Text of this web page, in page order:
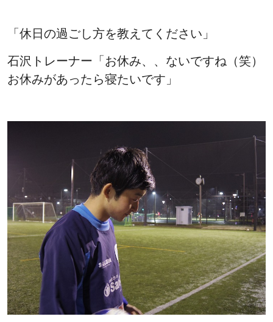
「休日の過ごし方を教えてください」
石沢トレーナー「お休み、、ないですね（笑）
お休みがあったら寝たいです」